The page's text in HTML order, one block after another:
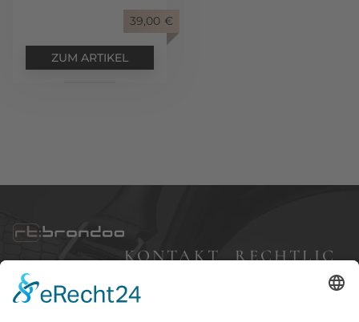
39,00 €
ZUM ARTIKEL
KONTAKT
RECHTLIC